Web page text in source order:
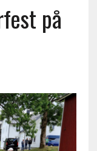
på